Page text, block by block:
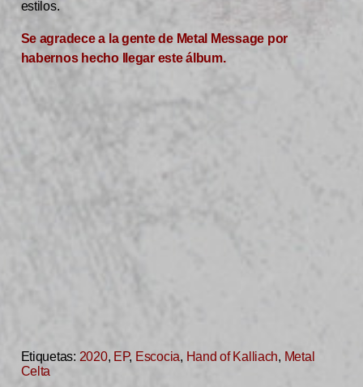
estilos.
Se agradece a la gente de Metal Message por
habernos hecho llegar este álbum.
Etiquetas: 2020, EP, Escocia, Hand of Kalliach, Metal
Celta